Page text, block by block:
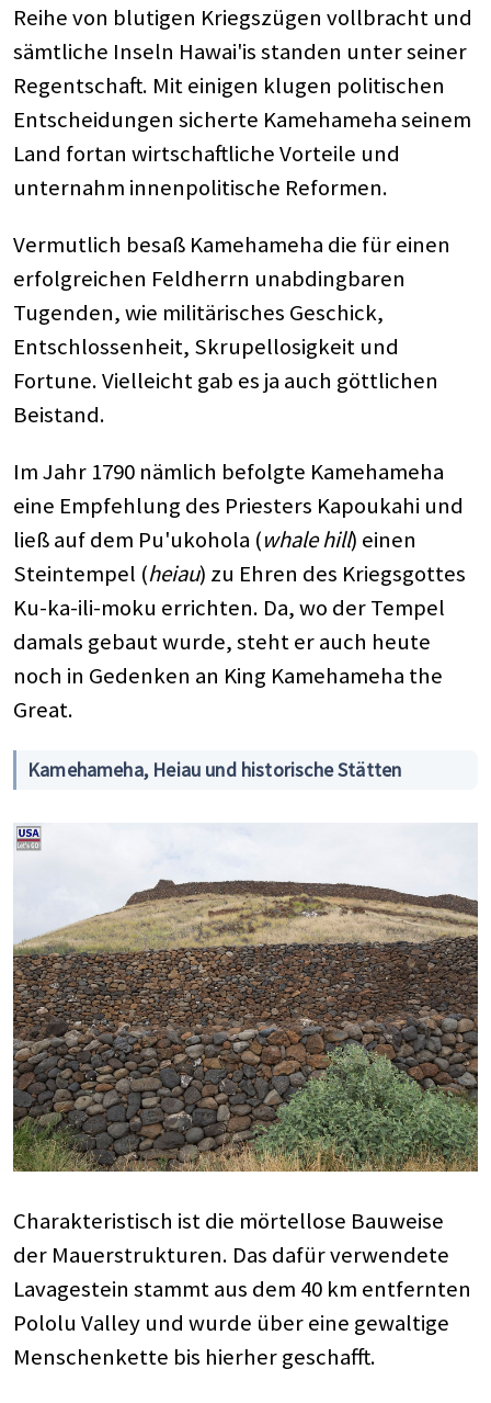
Reihe von blutigen Kriegszügen vollbracht und
sämtliche Inseln Hawai'is standen unter seiner
Regentschaft. Mit einigen klugen politischen
Entscheidungen sicherte Kamehameha seinem
Land fortan wirtschaftliche Vorteile und
unternahm innenpolitische Reformen.
Vermutlich besaß Kamehameha die für einen
erfolgreichen Feldherrn unabdingbaren
Tugenden, wie militärisches Geschick,
Entschlossenheit, Skrupellosigkeit und
Fortune. Vielleicht gab es ja auch göttlichen
Beistand.
Im Jahr 1790 nämlich befolgte Kamehameha
eine Empfehlung des Priesters Kapoukahi und
ließ auf dem Pu'ukohola (whale hill) einen
Steintempel (heiau) zu Ehren des Kriegsgottes
Ku-ka-ili-moku errichten. Da, wo der Tempel
damals gebaut wurde, steht er auch heute
noch in Gedenken an King Kamehameha the
Great.
Kamehameha, Heiau und historische Stätten
Charakteristisch ist die mörtellose Bauweise
der Mauerstrukturen. Das dafür verwendete
Lavagestein stammt aus dem 40 km entfernten
Pololu Valley und wurde über eine gewaltige
Menschenkette bis hierher geschafft.